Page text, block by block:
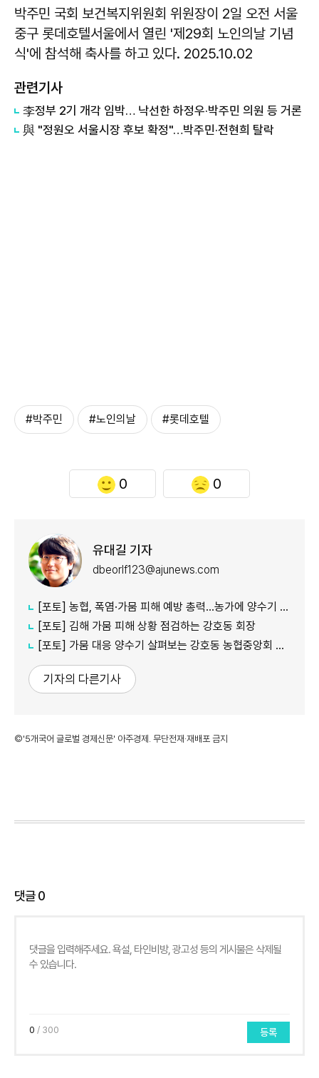
박주민 국회 보건복지위원회 위원장이 2일 오전 서울
중구 롯데호텔서울에서 열린 '제29회 노인의날 기념
식'에 참석해 축사를 하고 있다. 2025.10.02
관련기사
李정부 2기 개각 임박… 낙선한 하정우·박주민 의원 등 거론
與 "정원오 서울시장 후보 확정"…박주민·전현희 탈락
#박주민 #노인의날 #롯데호텔
0 0
유대길 기자
dbeorlf123@ajunews.com
[포토] 농협, 폭염·가뭄 피해 예방 총력…농가에 양수기 지원
[포토] 김해 가뭄 피해 상황 점검하는 강호동 회장
[포토] 가뭄 대응 양수기 살펴보는 강호동 농협중앙회 회장
기자의 다른기사
©'5개국어 글로벌 경제신문' 아주경제. 무단전재·재배포 금지
댓글0
0 / 300 등록